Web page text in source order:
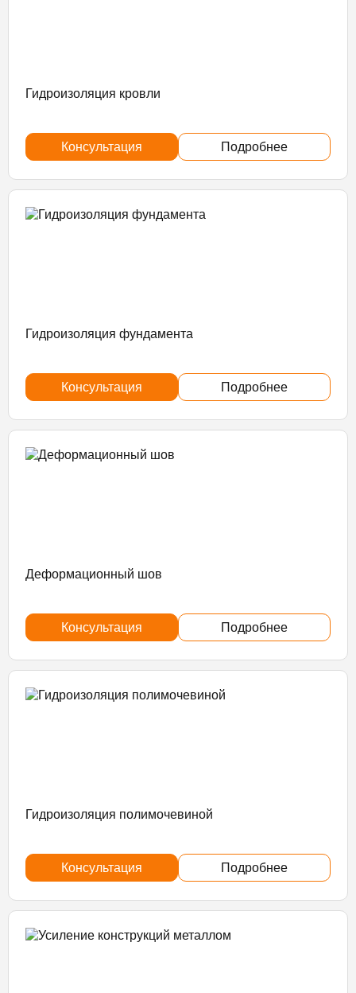
Гидроизоляция кровли
Консультация Подробнее
Гидроизоляция фундамента
Консультация Подробнее
Деформационный шов
Консультация Подробнее
Гидроизоляция полимочевиной
Консультация Подробнее